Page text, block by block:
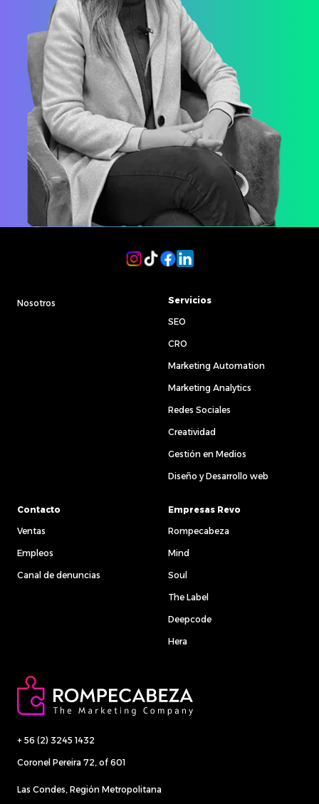
Nosotros
Servicios
SEO
CRO
Marketing Automation
Marketing Analytics
Redes Sociales
Creatividad
Gestión en Medios
Diseño y Desarrollo web
Contacto
Ventas
Empleos
Canal de denuncias
Empresas Revo
Rompecabeza
Mind
Soul
The Label
Deepcode
Hera
+ 56 (2) 3245 1432
Coronel Pereira 72, of 601
Las Condes, Región Metropolitana